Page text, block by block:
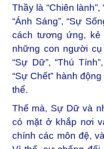
Thầy là “Chiên lành”,
“Ánh Sáng”, “Sự
cách tương ứng, kẻ
những con người cụ
“Sự Dữ”, “Thú
“Sự Chết” hành
thể.
Thế mà, Sự Dữ và
có mặt ở khắp nơi
chính các môn đệ,